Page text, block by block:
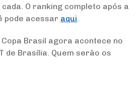
O ranking completo após a
pode acessar aqui.
Brasil agora acontece no
de Brasília. Quem serão os